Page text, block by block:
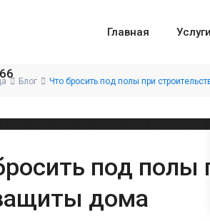
Главная
Блог Что бросить под полы при
под полы
дома